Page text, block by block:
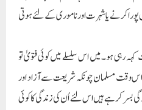
کرنے یا شہرت اور ناموری کے لئے ہوتی
رہی ہو۔ میں اس سلسلے میں کوئی فتویٰ تو
وقت مسلمان چونکہ شریعت سے آزاد اور
بسر کر ہے ہیں اس لئے اُن کی زندگی کا کوئی